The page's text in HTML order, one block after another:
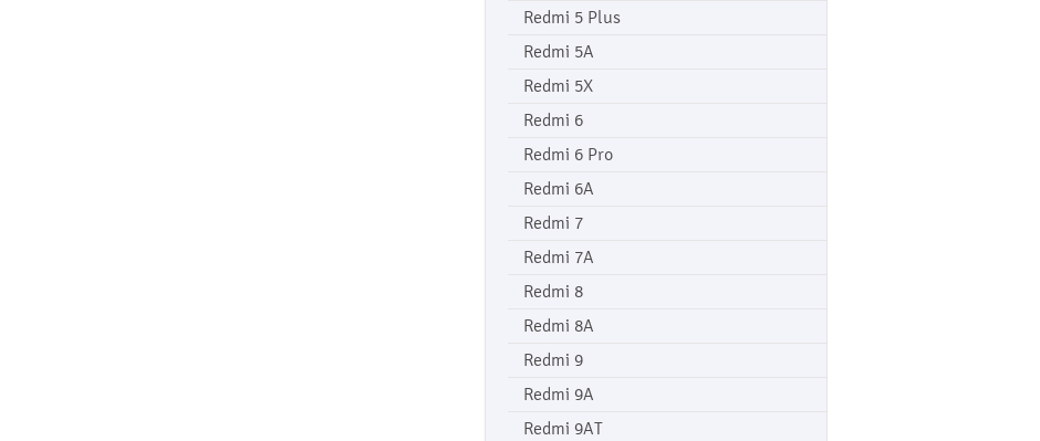
Redmi 5 Plus
Redmi 5A
Redmi 5X
Redmi 6
Redmi 6 Pro
Redmi 6A
Redmi 7
Redmi 7A
Redmi 8
Redmi 8A
Redmi 9
Redmi 9A
Redmi 9AT